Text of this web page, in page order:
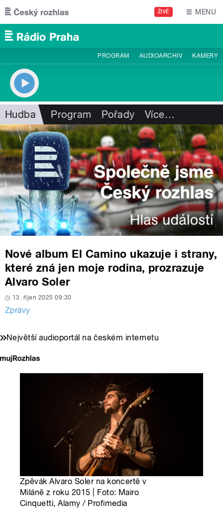
Přejít k hlavnímu obsahu
ŽIVĚ MENU
PROGRAM AUDIOARCHIV KAMERY
Hudba Program Pořady Více…
Nové album El Camino ukazuje i strany,
které zná jen moje rodina, prozrazuje
Alvaro Soler
13. říjen 2025 09:30
Zprávy
Největší audioportál na českém internetu
Zpěvák Alvaro Soler na koncertě v
Miláně z roku 2015 | Foto: Mairo
Cinquetti, Alamy / Profimedia